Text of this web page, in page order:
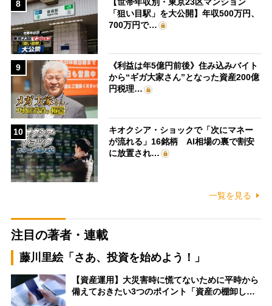
8
「狙い目駅」を大公開】年収500万円、
700万円で…
9
《利益は年5億円前後》住み込みバイト
から“ギガ大家さん”となった資産200億
円税理…
10
キオクシア・ショックで「次にマネー
が流れる」16銘柄 AI相場の裏で割安
に放置され…
一覧を見る
注目の著者・連載
藤川里絵「さあ、投資を始めよう！」
【資産運用】大災害時に慌てないために平時から
備えておきたい3つのポイント「資産の棚卸し…